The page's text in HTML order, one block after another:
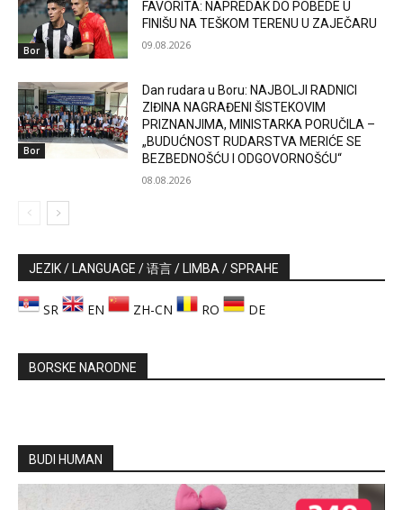
Bor
FAVORITA: NAPREDAK DO POBEDE U
FINIŠU NA TEŠKOM TERENU U ZAJEČARU
09.08.2026
Bor
Dan rudara u Boru: NAJBOLJI RADNICI
ZIĐINA NAGRAĐENI ŠISTEKOVIM
PRIZNANJIMA, MINISTARKA PORUČILA –
„BUDUĆNOST RUDARSTVA MERIĆE SE
BEZBEDNOŠĆU I ODGOVORNOŠĆU“
08.08.2026
JEZIK / LANGUAGE / 语言 / LIMBA / SPRAHE
SR EN ZH-CN RO DE
BORSKE NARODNE
BUDI HUMAN